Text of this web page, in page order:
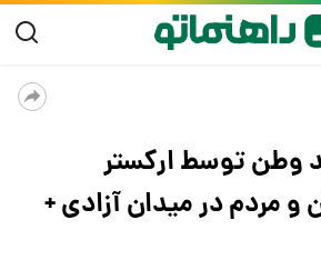
وطن توسط ارکستر
مردم در میدان آزادی +